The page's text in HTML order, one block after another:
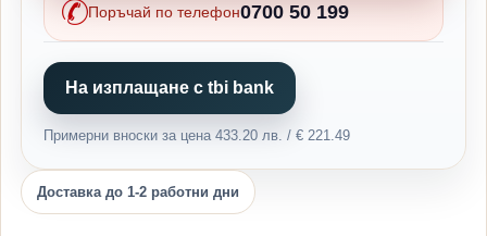
Поръчай по телефон0700 50 199
На изплащане с tbi bank
Примерни вноски за цена 433.20 лв. / € 221.49
Доставка до 1-2 работни дни